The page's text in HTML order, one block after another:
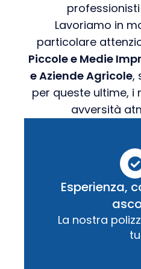
Lavoriamo in
particolare
Piccole e Medie
e Aziende Agricole,
per queste ultime, i
avversità
Esperienza,
La nostra
tu